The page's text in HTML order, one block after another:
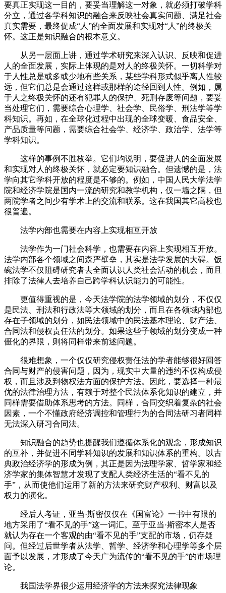
要真正实现这一目的，要妥当理解这一对象，就必须打破学科
分立，通过各学科知识的融合来反映社会真实问题、满足社会
真实需要，最终促成“人”的全面发展和实现对“人”的终极关
怀。这正是知识融合的根本意义。
从另一层面上讲，通过学术研究来深入认识、反映和促进
人的全面发展，实际上体现的是对人的终极关怀。一切科学对
于人性总是或多或少地有些关系，某些学科形式似乎离人性较
远，但它们总是会通过这样或那样的途径回到人性。例如，属
于人之终极关怀的还有犯罪人的保护、死刑存废等问题，要妥
当处理它们，需要综合心理学、社会学、民俗学、刑法学等学
科知识。再如，在全球化过程中出现的全球变暖、食品安全、
产品质量等问题，需要综合社会学、经济学、政治学、法学等
学科知识。
这样的事例不胜枚举。它们均说明，要促进人的全面发展
和实现对人的终极关怀，就必定要知识融合。但遗憾的是，法
学向其它学科开放的程度是不够的。例如，中国人民大学法学
院和经济学院是国内一流的研究和教学机构，仅一墙之隔，但
两院学者之间少有学术上的交流和联系。这在我国其它高校也
很普遍。
法学内部也需要在内容上实现相互开放
法学作为一门社会科学，也需要在内容上实现相互开放。
法学内部各个领域之间森严壁垒，其实是法学发展的大碍。饭
碗法学不仅阻碍研究者去全面认识人类社会活动的机会，而且
排除了法律人去培养自己跨学科认识能力的可能性。
更值得重视的是，今天法学院的法学领域的划分，不仅仅
是民法、刑法和行政法等大领域的划分，而且在各领域内部也
存在子领域的划分，如民法领域中的民法基本理论、财产法、
合同法和侵权责任法的划分。如果这些子领域的划分变成一种
僵化的界限，则将同样带来前述问题。
很难想象，一个仅仅研究侵权责任法的学者能够很好回答
合同与财产的侵害问题，因为，现实中大量的违约不仅构成侵
权，而且涉及到物权法方面的保护方法。因此，要选择一种最
优的法律治理方法，有赖于对整个民法体系化知识的建立，并
同样需要借助体系思考的方法。同样，合同交织着复杂的社会
因素，一个不懂政府经济调控和管理行为的合同法研习者同样
无法深入研习合同法。
知识融合的趋势也提醒我们遵循体系化的观念，形成知识
的互补，并促进不同学科知识的发展和知识体系的重构。以古
典政治经济学的形成为例，其正是因为法理学家、哲学家和经
济学家的集体智慧才发现了支配人类经济生活的“看不见的
手”，从而使他们运用了新的方法来研究财产权利、财富以及
权力的演化。
经后人考证，亚当·斯密仅仅在《国富论》一书中有限的
地方采用了“看不见的手”这一词汇。至于亚当·斯密本人是否
就认为存在一个客观的由“看不见的手”支配的市场，仍存疑
问。但经过后世学者从法学、哲学、经济学和心理学等多个层
面予以发展，才形成了今天广为流传的“看不见的手”的市场理
论。
我国法学界很少运用经济学的方法来探究法律现象